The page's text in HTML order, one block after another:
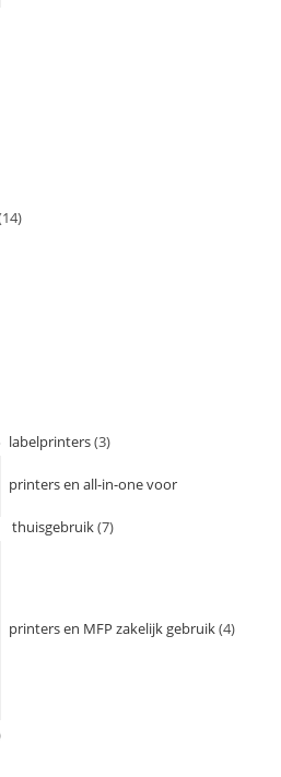
14
labelprinters 3
printers en all-in-one voor
thuisgebruik 7
printers en MFP zakelijk gebruik 4